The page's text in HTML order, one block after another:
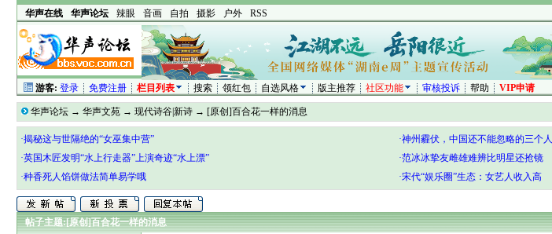
华声在线 华声论坛 辣眼 音画 自拍 摄影 户外 RSS
游客: 登录 免费注册 栏目列表 搜索 领红包 自选风格 版主推荐 社区功能 审核投诉 帮助 VIP申请
华声论坛→ 华声文苑→ 现代诗谷|新诗→ [原创]百合花一样的消息
·揭秘这与世隔绝的“女巫集中营” ·神州霾伏，中国还不能忽略的三个人
·英国木匠发明“水上行走器”上演奇迹“水上漂”
·范冰冰挚友雌雄难辨比明星还抢镜
·种香死人馅饼做法简单易学哦
·宋代“娱乐圈”生态：女艺人收入高
帖子主题:[原创]百合花一样的消息